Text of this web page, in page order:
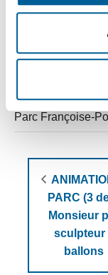
d’Évènement:
Parc Françoise-
PARC (3 de
Monsieur
sculpteur
ballons